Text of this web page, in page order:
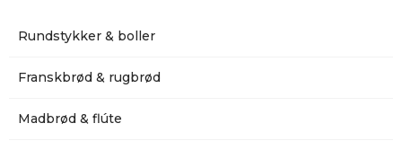
Rundstykker & boller
Franskbrød & rugbrød
Madbrød & flúte